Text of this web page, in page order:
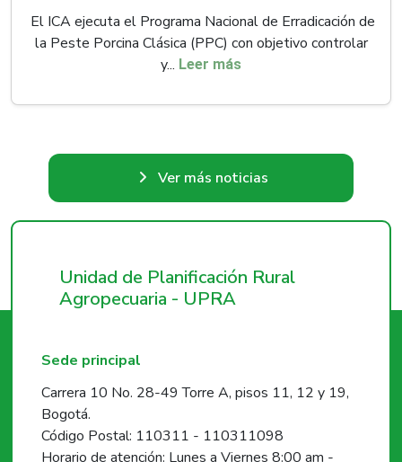
El ICA ejecuta el Programa Nacional de Erradicación de
la Peste Porcina Clásica (PPC) con objetivo controlar
y... Leer más
Ver más noticias
Unidad de Planificación Rural
Agropecuaria - UPRA
Sede principal
Carrera 10 No. 28-49 Torre A, pisos 11, 12 y 19,
Bogotá.
Código Postal: 110311 - 110311098
Horario de atención: Lunes a Viernes 8:00 am -